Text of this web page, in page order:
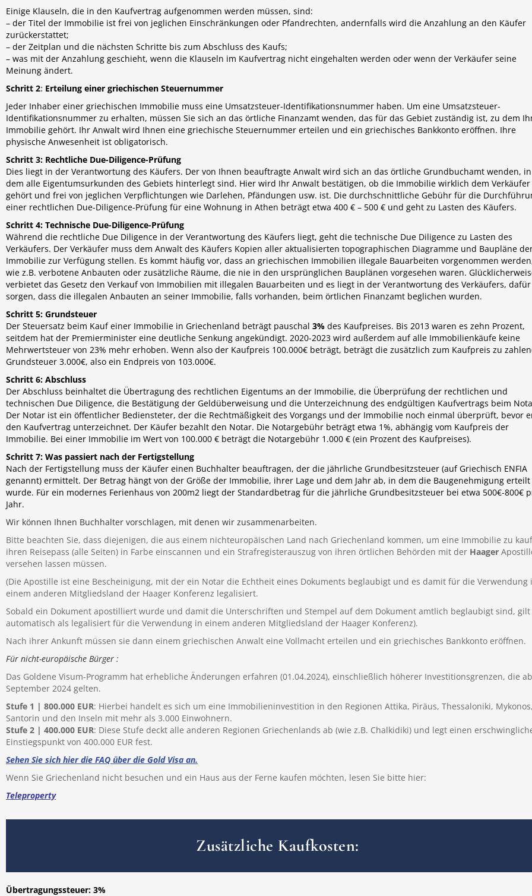
Einige Klauseln, die in den Kaufvertrag aufgenommen werden müssen, sind:
– der Titel der Immobilie ist frei von jeglichen Einschränkungen oder Pfandrechten, andernfalls wird die Anzahlung an den Käufer
zurückerstattet;
– der Zeitplan und die nächsten Schritte bis zum Abschluss des Kaufs;
– was mit der Anzahlung geschieht, wenn die Klauseln im Kaufvertrag nicht eingehalten werden oder wenn der Verkäufer seine
Meinung ändert.
Schritt 2: Erteilung einer griechischen Steuernummer
Jeder Inhaber einer griechischen Immobilie muss eine Umsatzsteuer-Identifikationsnummer haben. Um eine Umsatzsteuer-
Identifikationsnummer zu erhalten, müssen Sie sich an das örtliche Finanzamt wenden, das für das Gebiet zuständig ist, zu dem
Immobilie gehört. Ihr Anwalt wird Ihnen eine griechische Steuernummer erteilen und ein griechisches Bankkonto eröffnen. Ihre
physische Anwesenheit ist obligatorisch.
Schritt 3: Rechtliche Due-Diligence-Prüfung
Dies liegt in der Verantwortung des Käufers. Der von Ihnen beauftragte Anwalt wird sich an das örtliche Grundbuchamt wenden, in
dem alle Eigentumsurkunden des Gebiets hinterlegt sind. Hier wird Ihr Anwalt bestätigen, ob die Immobilie wirklich dem Verkäufer
gehört und frei von jeglichen Verpflichtungen wie Darlehen, Pfändungen usw. ist. Die durchschnittliche Gebühr für die
einer rechtlichen Due-Diligence-Prüfung für eine Wohnung in Athen beträgt etwa 400 € – 500 € und geht zu Lasten des Käufers.
Schritt 4: Technische Due-Diligence-Prüfung
Während die rechtliche Due Diligence in der Verantwortung des Käufers liegt, geht die technische Due Diligence zu Lasten des
Verkäufers. Der Verkäufer muss dem Anwalt des Käufers Kopien aller aktualisierten topographischen Diagramme und Baupläne
Immobilie zur Verfügung stellen. Es kommt häufig vor, dass an griechischen Immobilien illegale Bauarbeiten vorgenommen
wie z.B. verbotene Anbauten oder zusätzliche Räume, die nie in den ursprünglichen Bauplänen vorgesehen waren.
verbietet das Gesetz den Verkauf von Immobilien mit illegalen Bauarbeiten und es liegt in der Verantwortung des Verkäufers, dafür
sorgen, dass die illegalen Anbauten an seiner Immobilie, falls vorhanden, beim örtlichen Finanzamt beglichen wurden.
Schritt 5: Grundsteuer
Der Steuersatz beim Kauf einer Immobilie in Griechenland beträgt pauschal 3% des Kaufpreises. Bis 2013 waren es zehn Prozent,
seitdem hat der Premierminister eine deutliche Senkung angekündigt. 2020-2023 wird außerdem auf alle Immobilienkäufe keine
Mehrwertsteuer von 23% mehr erhoben. Wenn also der Kaufpreis 100.000€ beträgt, beträgt die zusätzlich zum Kaufpreis zu
Grundsteuer 3.000€, also ein Endpreis von 103.000€.
Schritt 6: Abschluss
Der Abschluss beinhaltet die Übertragung des rechtlichen Eigentums an der Immobilie, die Überprüfung der rechtlichen und
technischen Due Diligence, die Bestätigung der Geldüberweisung und die Unterzeichnung des endgültigen Kaufvertrags beim
Der Notar ist ein öffentlicher Bediensteter, der die Rechtmäßigkeit des Vorgangs und der Immobilie noch einmal überprüft, bevor
den Kaufvertrag unterzeichnet. Der Käufer bezahlt den Notar. Die Notargebühr beträgt etwa 1%, abhängig vom Kaufpreis der
Immobilie. Bei einer Immobilie im Wert von 100.000 € beträgt die Notargebühr 1.000 € (ein Prozent des Kaufpreises).
Schritt 7: Was passiert nach der Fertigstellung
Nach der Fertigstellung muss der Käufer einen Buchhalter beauftragen, der die jährliche Grundbesitzsteuer (auf Griechisch ENFIA
genannt) ermittelt. Der Betrag hängt von der Größe der Immobilie, ihrer Lage und dem Jahr ab, in dem die Baugenehmigung erteilt
wurde. Für ein modernes Ferienhaus von 200m2 liegt der Standardbetrag für die jährliche Grundbesitzsteuer bei etwa 500€-800€
Jahr.
Wir können Ihnen Buchhalter vorschlagen, mit denen wir zusammenarbeiten.
Bitte beachten Sie, dass diejenigen, die aus einem nichteuropäischen Land nach Griechenland kommen, um eine Immobilie zu
ihren Reisepass (alle Seiten) in Farbe einscannen und ein Strafregisterauszug von ihren örtlichen Behörden mit der Haager
versehen lassen müssen.
(Die Apostille ist eine Bescheinigung, mit der ein Notar die Echtheit eines Dokuments beglaubigt und es damit für die Verwendung
einem anderen Mitgliedsland der Haager Konferenz legalisiert.
Sobald ein Dokument apostilliert wurde und damit die Unterschriften und Stempel auf dem Dokument amtlich beglaubigt sind, gilt
automatisch als legalisiert für die Verwendung in einem anderen Mitgliedsland der Haager Konferenz).
Nach ihrer Ankunft müssen sie dann einem griechischen Anwalt eine Vollmacht erteilen und ein griechisches Bankkonto eröffnen.
Für nicht-europäische Bürger :
Das Goldene Visum-Programm hat erhebliche Änderungen erfahren (01.04.2024), einschließlich höherer Investitionsgrenzen, die ab
September 2024 gelten.
Stufe 1 | 800.000 EUR: Hierbei handelt es sich um eine Immobilieninvestition in den Regionen Attika, Piräus, Thessaloniki, Mykonos,
Santorin und den Inseln mit mehr als 3.000 Einwohnern.
Stufe 2 | 400.000 EUR: Diese Stufe deckt alle anderen Regionen Griechenlands ab (wie z.B. Chalkidiki) und legt einen
Einstiegspunkt von 400.000 EUR fest.
Sehen Sie sich hier die FAQ über die Gold Visa an.
Wenn Sie Griechenland nicht besuchen und ein Haus aus der Ferne kaufen möchten, lesen Sie bitte hier:
Teleproperty
Zusätzliche Kaufkosten:
Übertragungssteuer: 3%